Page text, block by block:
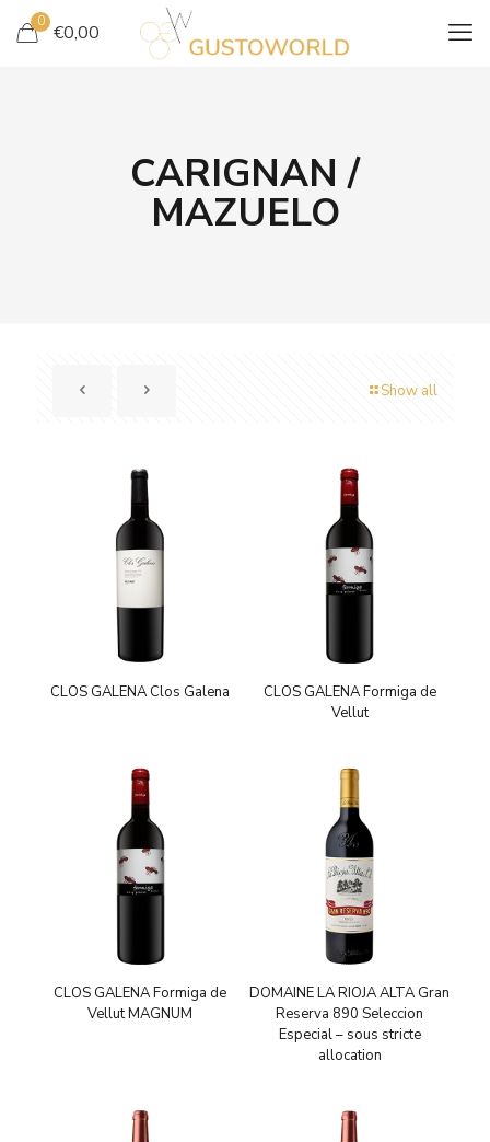
0 €0,00
CARIGNAN /
MAZUELO
Show all
CLOS GALENA Clos Galena
CLOS GALENA Formiga de
Vellut
CLOS GALENA Formiga de
Vellut MAGNUM
DOMAINE LA RIOJA ALTA Gran
Reserva 890 Seleccion
Especial – sous stricte
allocation